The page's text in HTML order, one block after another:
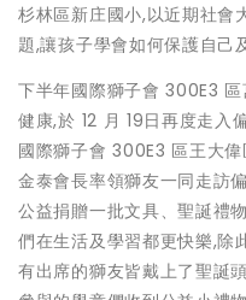
杉林區新庄國小,以近期社會
題,讓孩子學會如何保護自己
下半年國際獅子會 300E3 區
健康,於 12 月 19日再度走入
國際獅子會 300E3 區王大
金泰會長率領獅友一同走訪
公益捐贈一批文具、聖誕禮
們在生活及學習都更快樂,除
有出席的獅友皆戴上了聖誕